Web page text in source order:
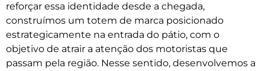
reforçar essa identidade desde a chegada,
construímos um totem de marca posicionado
estrategicamente na entrada do pátio, com o
objetivo de atrair a atenção dos motoristas que
passam pela região. Nesse sentido, desenvolvemos a